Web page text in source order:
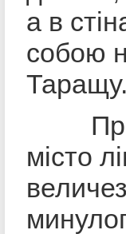
а в
собою
Таращу.
місто